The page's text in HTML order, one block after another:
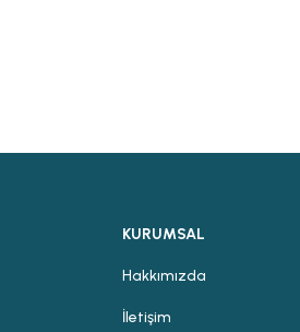
KURUMSAL
Hakkımızda
İletişim